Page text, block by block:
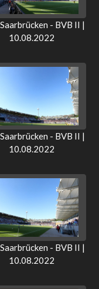
- BVB II |
10.08.2022
- BVB II |
10.08.2022
- BVB II |
10.08.2022